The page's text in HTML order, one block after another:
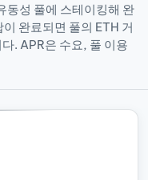
성 풀에 스테이킹해 완
완료되면 풀의 ETH 거
. APR은 수요, 풀 이용